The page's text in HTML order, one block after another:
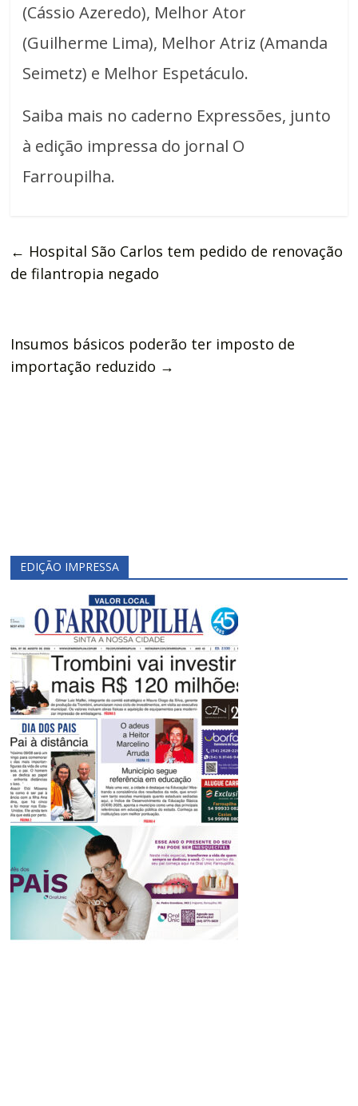
(Cássio Azeredo), Melhor Ator
(Guilherme Lima), Melhor Atriz (Amanda
Seimetz) e Melhor Espetáculo.
Saiba mais no caderno Expressões, junto
à edição impressa do jornal O
Farroupilha.
← Hospital São Carlos tem pedido de renovação
de filantropia negado
Insumos básicos poderão ter imposto de
importação reduzido →
EDIÇÃO IMPRESSA